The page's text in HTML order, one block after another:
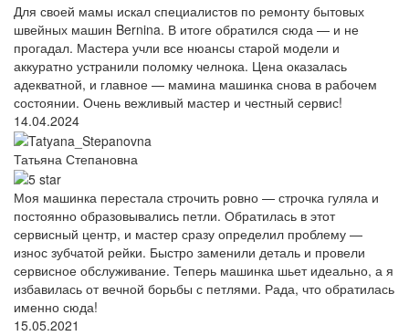
Для своей мамы искал специалистов по ремонту бытовых
швейных машин Bernina. В итоге обратился сюда — и не
прогадал. Мастера учли все нюансы старой модели и
аккуратно устранили поломку челнока. Цена оказалась
адекватной, и главное — мамина машинка снова в рабочем
состоянии. Очень вежливый мастер и честный сервис!
14.04.2024
Татьяна Степановна
Моя машинка перестала строчить ровно — строчка гуляла и
постоянно образовывались петли. Обратилась в этот
сервисный центр, и мастер сразу определил проблему —
износ зубчатой рейки. Быстро заменили деталь и провели
сервисное обслуживание. Теперь машинка шьет идеально, а я
избавилась от вечной борьбы с петлями. Рада, что обратилась
именно сюда!
15.05.2021